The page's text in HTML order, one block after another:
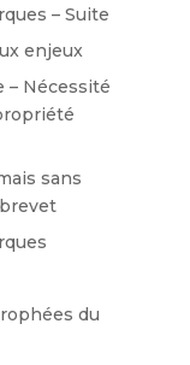
– Suite
enjeux
– Nécessité
sans
du